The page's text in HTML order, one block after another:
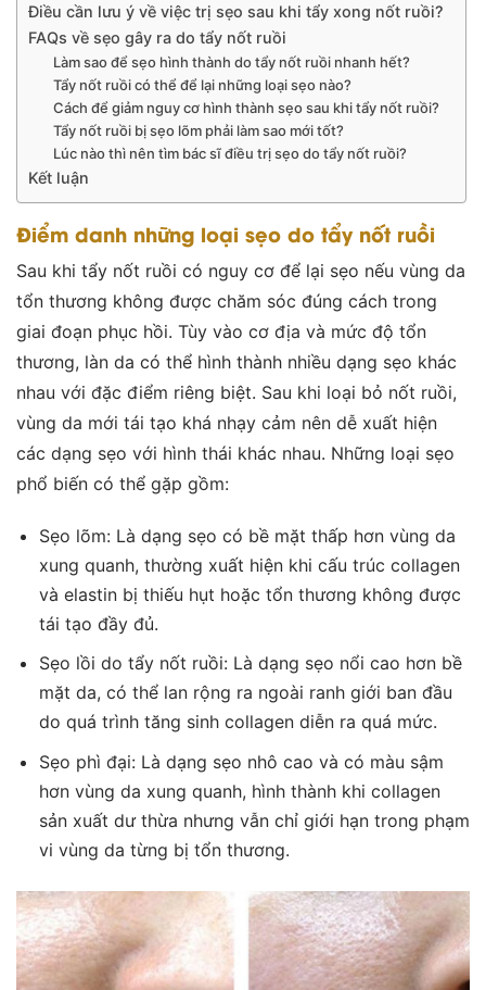
Điều cần lưu ý về việc trị sẹo sau khi tẩy xong nốt ruồi?
FAQs về sẹo gây ra do tẩy nốt ruồi
Làm sao để sẹo hình thành do tẩy nốt ruồi nhanh hết?
Tẩy nốt ruồi có thể để lại những loại sẹo nào?
Cách để giảm nguy cơ hình thành sẹo sau khi tẩy nốt ruồi?
Tẩy nốt ruồi bị sẹo lõm phải làm sao mới tốt?
Lúc nào thì nên tìm bác sĩ điều trị sẹo do tẩy nốt ruồi?
Kết luận
Điểm danh những loại sẹo do tẩy nốt ruồi
Sau khi tẩy nốt ruồi có nguy cơ để lại sẹo nếu vùng da
tổn thương không được chăm sóc đúng cách trong
giai đoạn phục hồi. Tùy vào cơ địa và mức độ tổn
thương, làn da có thể hình thành nhiều dạng sẹo khác
nhau với đặc điểm riêng biệt. Sau khi loại bỏ nốt ruồi,
vùng da mới tái tạo khá nhạy cảm nên dễ xuất hiện
các dạng sẹo với hình thái khác nhau. Những loại sẹo
phổ biến có thể gặp gồm:
Sẹo lõm: Là dạng sẹo có bề mặt thấp hơn vùng da
xung quanh, thường xuất hiện khi cấu trúc collagen
và elastin bị thiếu hụt hoặc tổn thương không được
tái tạo đầy đủ.
Sẹo lồi do tẩy nốt ruồi: Là dạng sẹo nổi cao hơn bề
mặt da, có thể lan rộng ra ngoài ranh giới ban đầu
do quá trình tăng sinh collagen diễn ra quá mức.
Sẹo phì đại: Là dạng sẹo nhô cao và có màu sậm
hơn vùng da xung quanh, hình thành khi collagen
sản xuất dư thừa nhưng vẫn chỉ giới hạn trong phạm
vi vùng da từng bị tổn thương.